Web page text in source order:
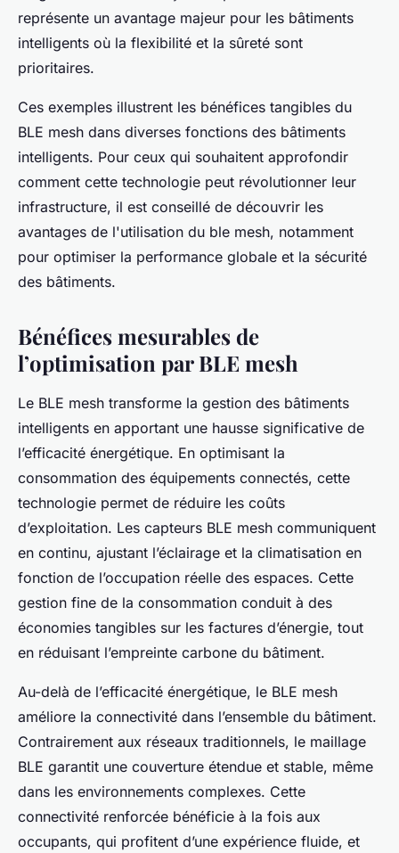
représente un avantage majeur pour les bâtiments
intelligents où la flexibilité et la sûreté sont
prioritaires.
Ces exemples illustrent les bénéfices tangibles du
BLE mesh dans diverses fonctions des bâtiments
intelligents. Pour ceux qui souhaitent approfondir
comment cette technologie peut révolutionner leur
infrastructure, il est conseillé de découvrir les
avantages de l'utilisation du ble mesh, notamment
pour optimiser la performance globale et la sécurité
des bâtiments.
Bénéfices mesurables de
l’optimisation par BLE mesh
Le BLE mesh transforme la gestion des bâtiments
intelligents en apportant une hausse significative de
l’efficacité énergétique. En optimisant la
consommation des équipements connectés, cette
technologie permet de réduire les coûts
d’exploitation. Les capteurs BLE mesh communiquent
en continu, ajustant l’éclairage et la climatisation en
fonction de l’occupation réelle des espaces. Cette
gestion fine de la consommation conduit à des
économies tangibles sur les factures d’énergie, tout
en réduisant l’empreinte carbone du bâtiment.
Au-delà de l’efficacité énergétique, le BLE mesh
améliore la connectivité dans l’ensemble du bâtiment.
Contrairement aux réseaux traditionnels, le maillage
BLE garantit une couverture étendue et stable, même
dans les environnements complexes. Cette
connectivité renforcée bénéficie à la fois aux
occupants, qui profitent d’une expérience fluide, et